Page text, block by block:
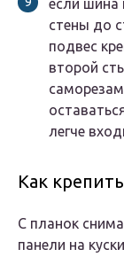
если шина
стены до
подвес
второй
легче
Как
С планок
панели на